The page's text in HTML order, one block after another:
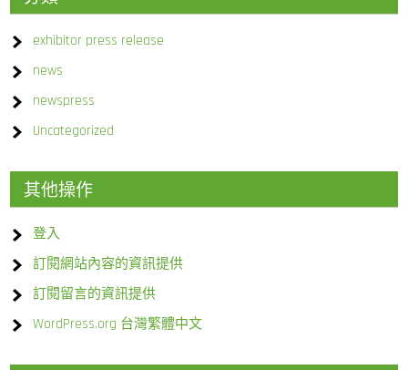
exhibitor press release
news
newspress
Uncategorized
其他操作
登入
訂閱網站內容的資訊提供
訂閱留言的資訊提供
WordPress.org 台灣繁體中文